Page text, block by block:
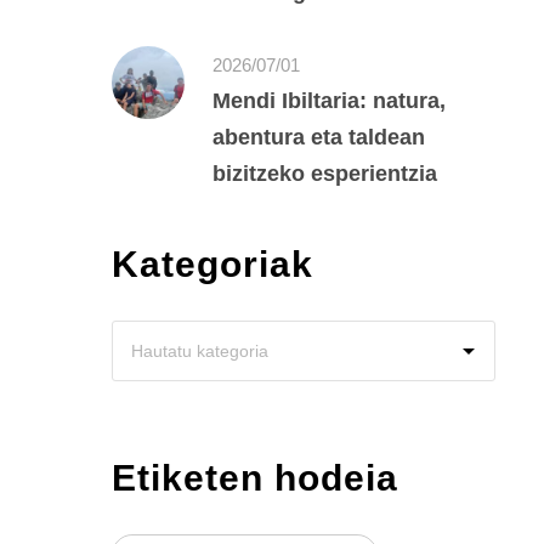
2026/07/01
Mendi Ibiltaria: natura,
abentura eta taldean
bizitzeko esperientzia
Kategoriak
Etiketen hodeia